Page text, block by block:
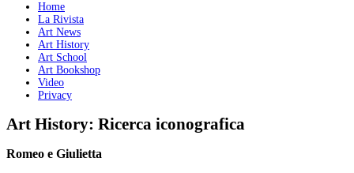
Home
La Rivista
Art News
Art History
Art School
Art Bookshop
Video
Privacy
Art History: Ricerca iconografica
Romeo e Giulietta